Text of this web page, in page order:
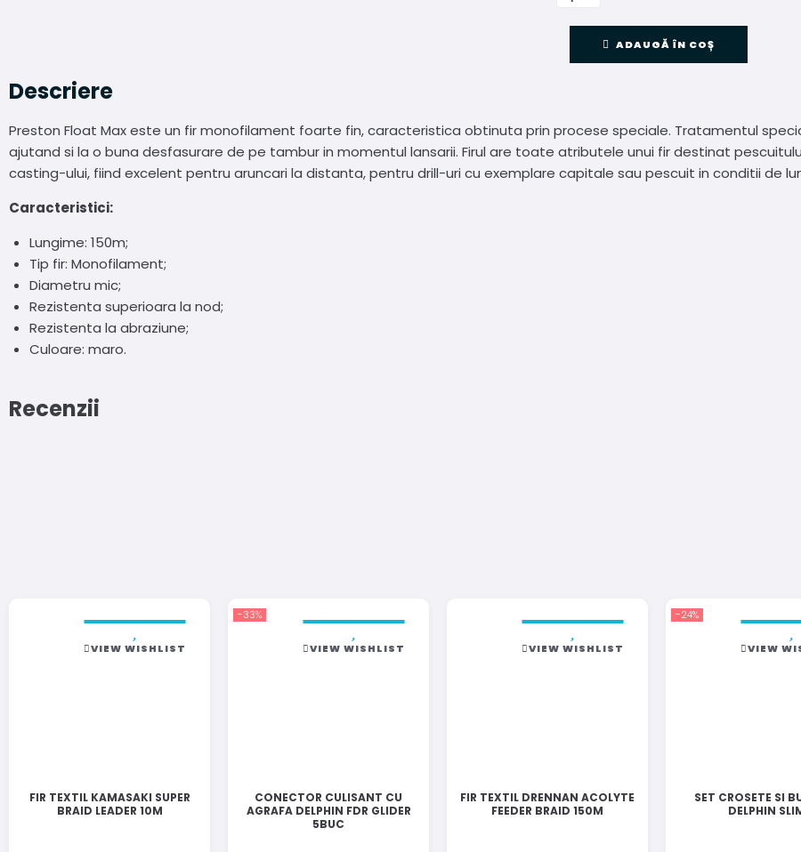
ADAUGĂ ÎN COȘ
Descriere
Preston Float Max este un fir monofilament foarte fin, caracteristica obtinuta prin procese speciale. Tratamentul
ajutand si la o buna desfasurare de pe tambur in momentul lansarii. Firul are toate atributele unui fir destinat
casting-ului, fiind excelent pentru aruncari la distanta, pentru drill-uri cu exemplare capitale sau pescuit in conditii de
Caracteristici:
Lungime: 150m;
Tip fir: Monofilament;
Diametru mic;
Rezistenta superioara la nod;
Rezistenta la abraziune;
Culoare: maro.
Recenzii
VIEW WISHLIST
FIR TEXTIL KAMASAKI SUPER
BRAID LEADER 10M
VIEW WISHLIST
-33%
CONECTOR CULISANT CU
AGRAFA DELPHIN FDR GLIDER
5BUC
VIEW WISHLIST
FIR TEXTIL DRENNAN ACOLYTE
FEEDER BRAID 150M
VIEW
-24%
SET CROSETE SI
DELPHIN